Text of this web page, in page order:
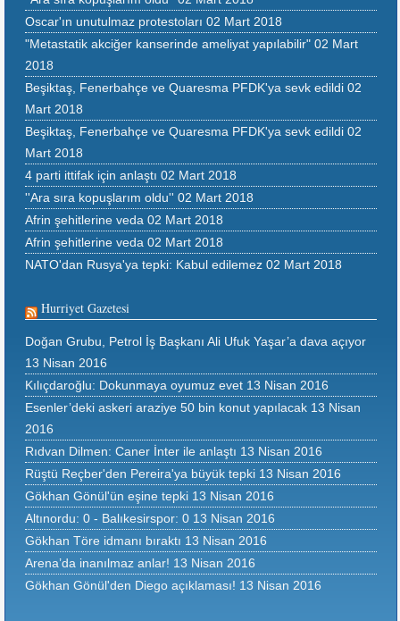
Oscar'ın unutulmaz protestoları 02 Mart 2018
"Metastatik akciğer kanserinde ameliyat yapılabilir" 02 Mart
2018
Beşiktaş, Fenerbahçe ve Quaresma PFDK'ya sevk edildi 02
Mart 2018
Beşiktaş, Fenerbahçe ve Quaresma PFDK'ya sevk edildi 02
Mart 2018
4 parti ittifak için anlaştı 02 Mart 2018
''Ara sıra kopuşlarım oldu'' 02 Mart 2018
Afrin şehitlerine veda 02 Mart 2018
Afrin şehitlerine veda 02 Mart 2018
NATO'dan Rusya'ya tepki: Kabul edilemez 02 Mart 2018
Hurriyet Gazetesi
Doğan Grubu, Petrol İş Başkanı Ali Ufuk Yaşar’a dava açıyor
13 Nisan 2016
Kılıçdaroğlu: Dokunmaya oyumuz evet 13 Nisan 2016
Esenler’deki askeri araziye 50 bin konut yapılacak 13 Nisan
2016
Rıdvan Dilmen: Caner İnter ile anlaştı 13 Nisan 2016
Rüştü Reçber'den Pereira'ya büyük tepki 13 Nisan 2016
Gökhan Gönül'ün eşine tepki 13 Nisan 2016
Altınordu: 0 - Balıkesirspor: 0 13 Nisan 2016
Gökhan Töre idmanı bıraktı 13 Nisan 2016
Arena’da inanılmaz anlar! 13 Nisan 2016
Gökhan Gönül'den Diego açıklaması! 13 Nisan 2016